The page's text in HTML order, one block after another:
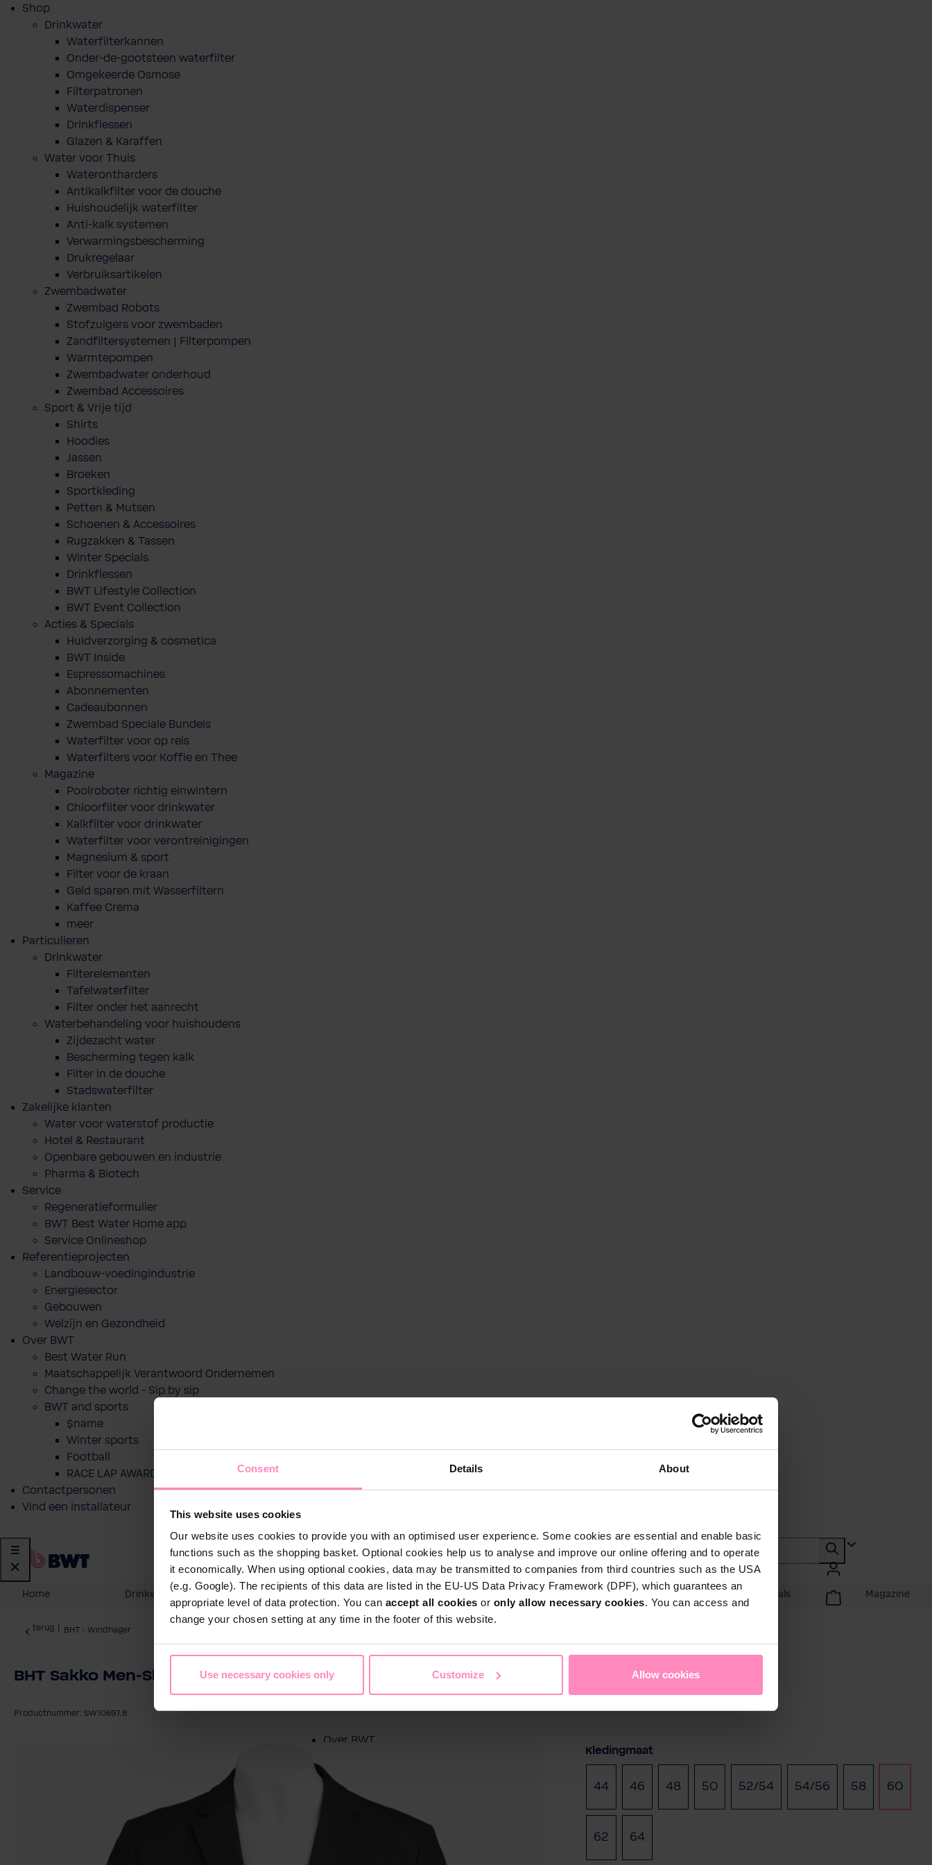
Consent Details About
This website uses cookies
Our website uses cookies to provide you with an optimised user experience. Some cookies are essential and enable basic
functions such as the shopping basket. Optional cookies help us to analyse and improve our online offering and to operate
it economically. When using optional cookies, data may be transmitted to companies from third countries such as the USA
(e.g. Google). The recipients of this data are listed in the EU-US Data Privacy Framework (DPF), which guarantees an
appropriate level of data protection. You can accept all cookies or only allow necessary cookies. You can access and
change your chosen setting at any time in the footer of this website.
Use necessary cookies only Customize Allow cookies
Shop
Drinkwater
Waterfilterkannen
Onder-de-gootsteen waterfilter
Omgekeerde Osmose
Filterpatronen
Waterdispenser
Drinkflessen
Glazen & Karaffen
Water voor Thuis
Waterontharders
Antikalkfilter voor de douche
Huishoudelijk waterfilter
Anti-kalk systemen
Verwarmingsbescherming
Drukregelaar
Verbruiksartikelen
Zwembadwater
Zwembad Robots
Stofzuigers voor zwembaden
Zandfiltersystemen | Filterpompen
Warmtepompen
Zwembadwater onderhoud
Zwembad Accessoires
Sport & Vrije tijd
Shirts
Hoodies
Jassen
Broeken
Sportkleding
Petten & Mutsen
Schoenen & Accessoires
Rugzakken & Tassen
Winter Specials
Drinkflessen
BWT Lifestyle Collection
BWT Event Collection
Acties & Specials
Huidverzorging & cosmetica
BWT Inside
Espressomachines
Abonnementen
Cadeaubonnen
Zwembad Speciale Bundels
Waterfilter voor op reis
Waterfilters voor Koffie en Thee
Magazine
Poolroboter richtig einwintern
Chloorfilter voor drinkwater
Kalkfilter voor drinkwater
Waterfilter voor verontreinigingen
Magnesium & sport
Filter voor de kraan
Geld sparen mit Wasserfiltern
Kaffee Crema
meer
Particulieren
Drinkwater
Filterelementen
Tafelwaterfilter
Filter onder het aanrecht
Waterbehandeling voor huishoudens
Zijdezacht water
Bescherming tegen kalk
Filter in de douche
Stadswaterfilter
Zakelijke klanten
Water voor waterstof productie
Hotel & Restaurant
Openbare gebouwen en industrie
Pharma & Biotech
Service
Regeneratieformulier
BWT Best Water Home app
Service Onlineshop
Referentieprojecten
Landbouw-voedingindustrie
Energiesector
Gebouwen
Welzijn en Gezondheid
Over BWT
Best Water Run
Maatschappelijk Verantwoord Ondernemen
Change the world - Sip by sip
BWT and sports
$name
Winter sports
Football
RACE LAP AWARD
Contactpersonen
Vind een installateur
Shop
Particulieren
Zakelijke klanten
Over BWT
Contactpersonen
Vind een installateur
Home Drinkwater Water voor Thuis Sport & Vrije tijd Acties & Specials Magazine
terug BHT - Windhager
BHT Sakko Men-Slim Fit
Productnummer: SW10697.8
Selecteer
Kledingmaat
44 46 48 50 52/54 54/56 58 60
62 64